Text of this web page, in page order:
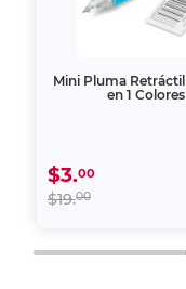
Mini Pluma
en 1 Colores
$3.00
$19.00